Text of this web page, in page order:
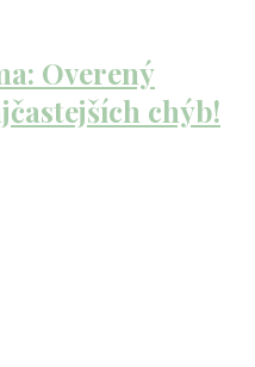
Overený
chýb!